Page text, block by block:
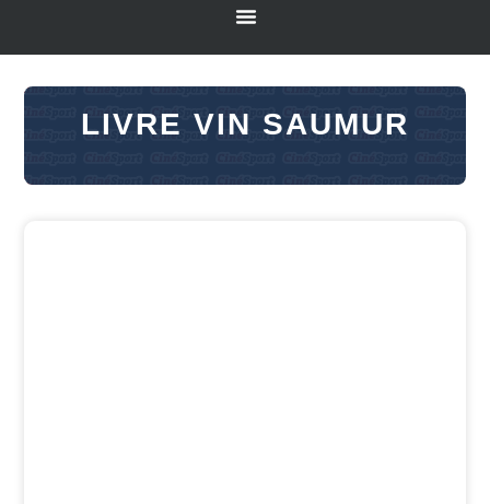
LIVRE VIN SAUMUR